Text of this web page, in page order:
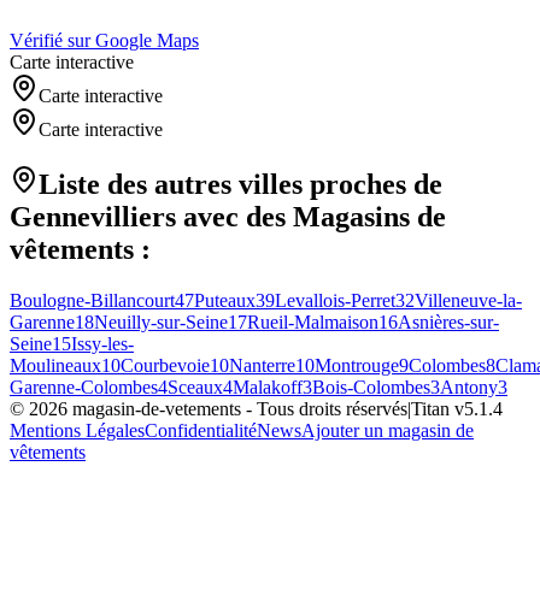
Vérifié sur Google Maps
Carte interactive
Carte interactive
Carte interactive
Liste des autres villes proches de
Gennevilliers avec des Magasins de
vêtements :
Boulogne-Billancourt47Puteaux39Levallois-Perret32Villeneuve-la-
Garenne18Neuilly-sur-Seine17Rueil-Malmaison16Asnières-sur-
Seine15Issy-les-
Moulineaux10Courbevoie10Nanterre10Montrouge9Colombes8
Garenne-Colombes4Sceaux4Malakoff3Bois-Colombes3Antony3
© 2026 magasin-de-vetements - Tous droits réservés|Titan v5.1.4
Mentions LégalesConfidentialitéNewsAjouter un magasin de
vêtements